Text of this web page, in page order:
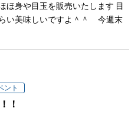
ほ身や目玉を販売いたします 目
い美味しいですよ＾＾ 今週末
ント
！